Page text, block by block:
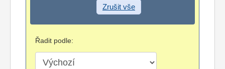
Zrušit vše
Řadit podle: